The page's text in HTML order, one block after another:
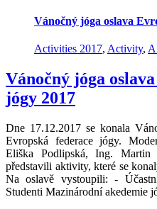
Vánočný jóga oslava
Activities 2017, Activity,
Vánočný jóga
jógy 2017
Dne 17.12.2017 se konala
Evropská federace jógy.
Eliška Podlipská, Ing.
představili aktivity, které se
Na oslavě vystoupili: -
Studenti Mazinárodní akedemie